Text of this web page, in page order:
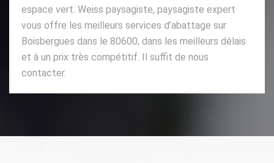
espace vert. Weiss paysagiste, paysagiste expert
vous offre les meilleurs services d’abattage sur
Boisbergues dans le 80600, dans les meilleurs délais
et à un prix très compétitif. Il suffit de nous
contacter.